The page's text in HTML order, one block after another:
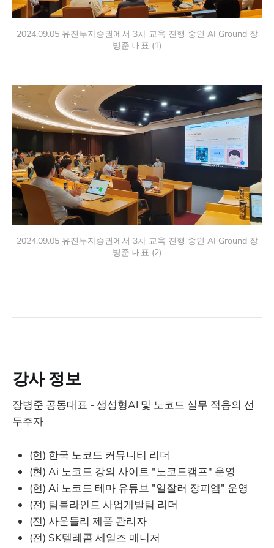
2024.09.05 유진투자증권에서 3차 교육 진행 중인 AI Ground 장
병준 대표 (1)
2024.09.05 유진투자증권에서 3차 교육 진행 중인 AI Ground 장
병준 대표 (2)
강사 정보
장병준 공동대표 - 생성형AI 및 노코드 실무 적용의 선
두주자
(현) 한국 노코드 커뮤니티 리더
(현) Ai 노코드 강의 사이트 "노코드캠프" 운영
(현) Ai 노코드 테마 유튜브 "일잘러 장피엠" 운영
(전) 팀블라인드 사업개발팀 리더
(전) 사운들리 제품 관리자
(전) SK텔레콤 세일즈 매니저